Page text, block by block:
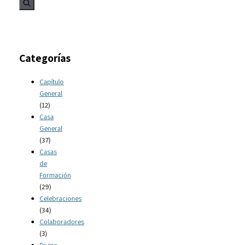
Categorías
Capítulo
General
(12)
Casa
General
(37)
Casas
de
Formación
(29)
Celebraciones
(34)
Colaboradores
(3)